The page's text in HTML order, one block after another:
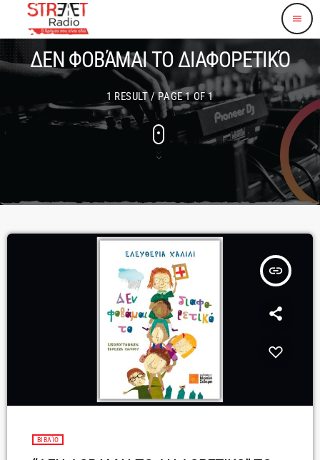
menu
ΔΕΝ ΦΟΒΆΜΑΙ ΤΟ ΔΙΑΦΟΡΕΤΙΚΌ
1 RESULT / PAGE 1 OF 1
insert_link
ΒΙΒΛΊΟ